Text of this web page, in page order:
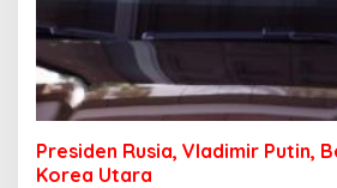
Presiden Rusia, Vladimir Putin,
Korea Utara